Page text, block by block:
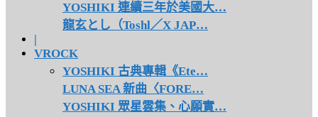
YOSHIKI 連續三年於美國大…
龍玄とし（Toshl／X JAP…
VROCK
YOSHIKI 古典專輯《Ete…
LUNA SEA 新曲〈FORE…
YOSHIKI 眾星雲集、心願實…